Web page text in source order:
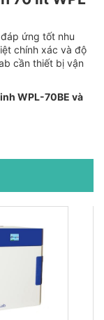
đáp ứng tốt nhu
chính xác và độ
cần thiết bị vận
WPL-70BE và